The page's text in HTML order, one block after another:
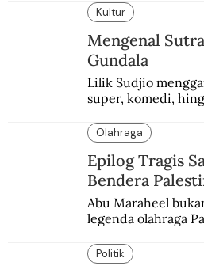
burung nuri
terakhir bahasa
Kultur
Mengenal
Gundala
Lilik Sudjio
super, komedi,
Olahraga
Epilog Tragis
Bendera
Abu Maraheel
legenda olahraga
memblokade Rafah.
Politik